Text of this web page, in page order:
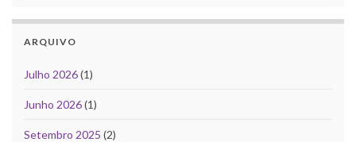
ARQUIVO
Julho 2026(1)
Junho 2026(1)
Setembro 2025 (2)